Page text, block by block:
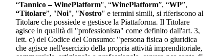
“Tannico – WinePlatform", “WinePlatform”, “WP”,
“Titolare”, "Noi", "Nostro" e termini simili, si riferiscono al
Titolare che possiede e gestisce la Piattaforma. Il Titolare
agisce in qualità di "professionista" come definito dall'art. 3,
lett. c) del Codice del Consumo: "persona fisica o giuridica
che agisce nell'esercizio della propria attività imprenditoriale,